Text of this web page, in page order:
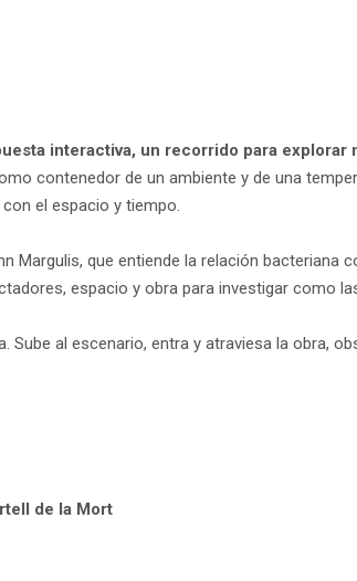
interactiva, un recorrido para explorar
contenedor de un ambiente y de una
el espacio y tiempo.
Margulis, que entiende la relación
espacio y obra para investigar como
Sube al escenario, entra y atraviesa la
de la Mort